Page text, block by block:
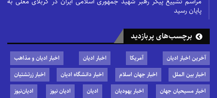
پایان رسید
برچسب‌های پربازدید
آخرین اخبار ادیان آمریکا اخبار ادیان
اخبار ادیان و مذاهب
اخبار بین الملل
اخبار جهان اسلام اخبار دانشگاه ادیان
اخبار زرتشتیان
اخبار مسیحیان جهان
اخبار یهودیان ادیان ادیان نیوز
ادیان‌نیوز